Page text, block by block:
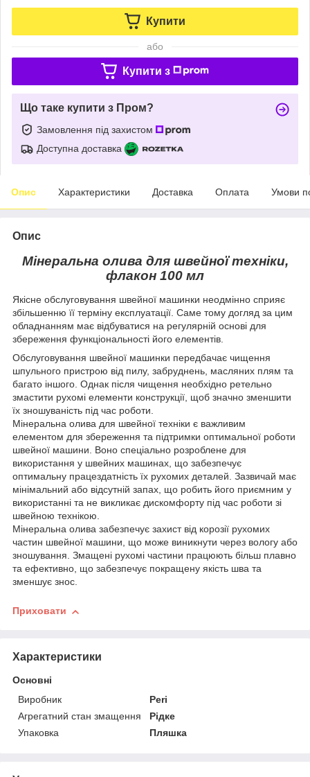
Купити
або
Купити з
Що таке купити з Пром?
Замовлення під захистом
Доступна доставка
Опис Характеристики Доставка Оплата Умови
Опис
Мінеральна олива для швейної техніки,
флакон 100 мл
Якісне обслуговування швейної машинки неодмінно сприяє
збільшенню її терміну експлуатації. Саме тому догляд за цим
обладнанням має відбуватися на регулярній основі для
збереження функціональності його елементів.
Обслуговування швейної машинки передбачає чищення
шпульного пристрою від пилу, забруднень, масляних плям та
багато іншого. Однак після чищення необхідно ретельно
змастити рухомі елементи конструкції, щоб значно зменшити
їх зношуваність під час роботи.
Мінеральна олива для швейної техніки є важливим
елементом для збереження та підтримки оптимальної роботи
швейної машини. Воно спеціально розроблене для
використання у швейних машинах, що забезпечує
оптимальну працездатність їх рухомих деталей. Зазвичай має
мінімальний або відсутній запах, що робить його приємним у
використанні та не викликає дискомфорту під час роботи зі
швейною технікою.
Мінеральна олива забезпечує захист від корозії рухомих
частин швейної машини, що може виникнути через вологу або
зношування. Змащені рухомі частини працюють більш плавно
та ефективно, що забезпечує покращену якість шва та
зменшує знос.
Приховати
Характеристики
Основні
Виробник
Peri
Агрегатний стан змащення
Рідке
Упаковка
Пляшка